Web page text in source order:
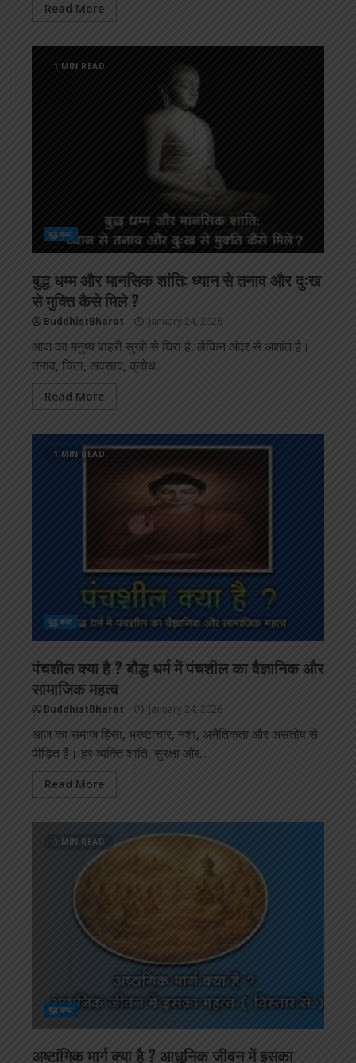
Read More
1 MIN READ
बुद्ध कथा
बुद्ध धम्म और मानसिक शांति: ध्यान से तनाव और दुःख
से मुक्ति कैसे मिले ?
BuddhistBharat January 24, 2026
आज का मनुष्य बाहरी सुखों से घिरा है, लेकिन अंदर से अशांत है।
तनाव, चिंता, अवसाद, क्रोध...
Read More
1 MIN READ
बुद्ध कथा
पंचशील क्या है ? बौद्ध धर्म में पंचशील का वैज्ञानिक और
सामाजिक महत्व
BuddhistBharat January 24, 2026
आज का समाज हिंसा, भ्रष्टाचार, नशा, अनैतिकता और असंतोष से
पीड़ित है। हर व्यक्ति शांति, सुरक्षा और...
Read More
1 MIN READ
बुद्ध कथा
अष्टांगिक मार्ग क्या है ? आधुनिक जीवन में इसका